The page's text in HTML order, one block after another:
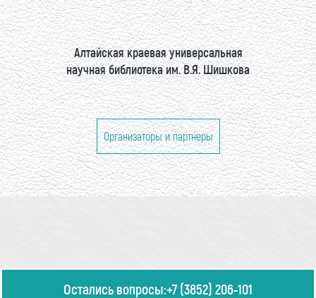
Алтайская краевая универсальная
научная библиотека им. В.Я. Шишкова
Организаторы и партнеры
Остались вопросы:+7 (3852) 206-101